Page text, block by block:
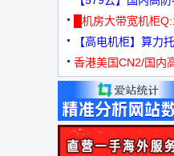
元
█机房大带宽机柜
【高电机柜】算力
机
香港美国CN2/国内